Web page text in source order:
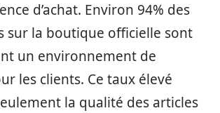
d’achat. Environ 94% des
sur la boutique officielle sont
un environnement de
les clients. Ce taux élevé
la qualité des articles